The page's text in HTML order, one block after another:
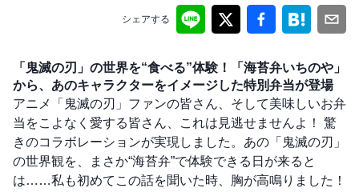
シェアする
「鬼滅の刃」の世界を“食べる”体験！「海苔弁いちのや」
から、あのキャラクターをイメージした特別弁当が登場
アニメ「鬼滅の刃」ファンの皆さん、そして美味しいお弁
当をこよなく愛する皆さん、これは見逃せませんよ！ 驚
きのコラボレーションが実現しました。あの「鬼滅の刃」
の世界観を、まさか“海苔弁”で体験できる日が来ると
は……私も初めてこの話を聞いた時、胸が高鳴りました！